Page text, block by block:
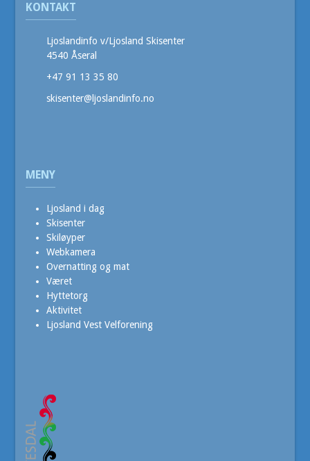
KONTAKT
Ljoslandinfo v/Ljosland Skisenter
4540 Åseral
+47 91 13 35 80
skisenter@ljoslandinfo.no
MENY
Ljosland i dag
Skisenter
Skiløyper
Webkamera
Overnatting og mat
Været
Hyttetorg
Aktivitet
Ljosland Vest Velforening